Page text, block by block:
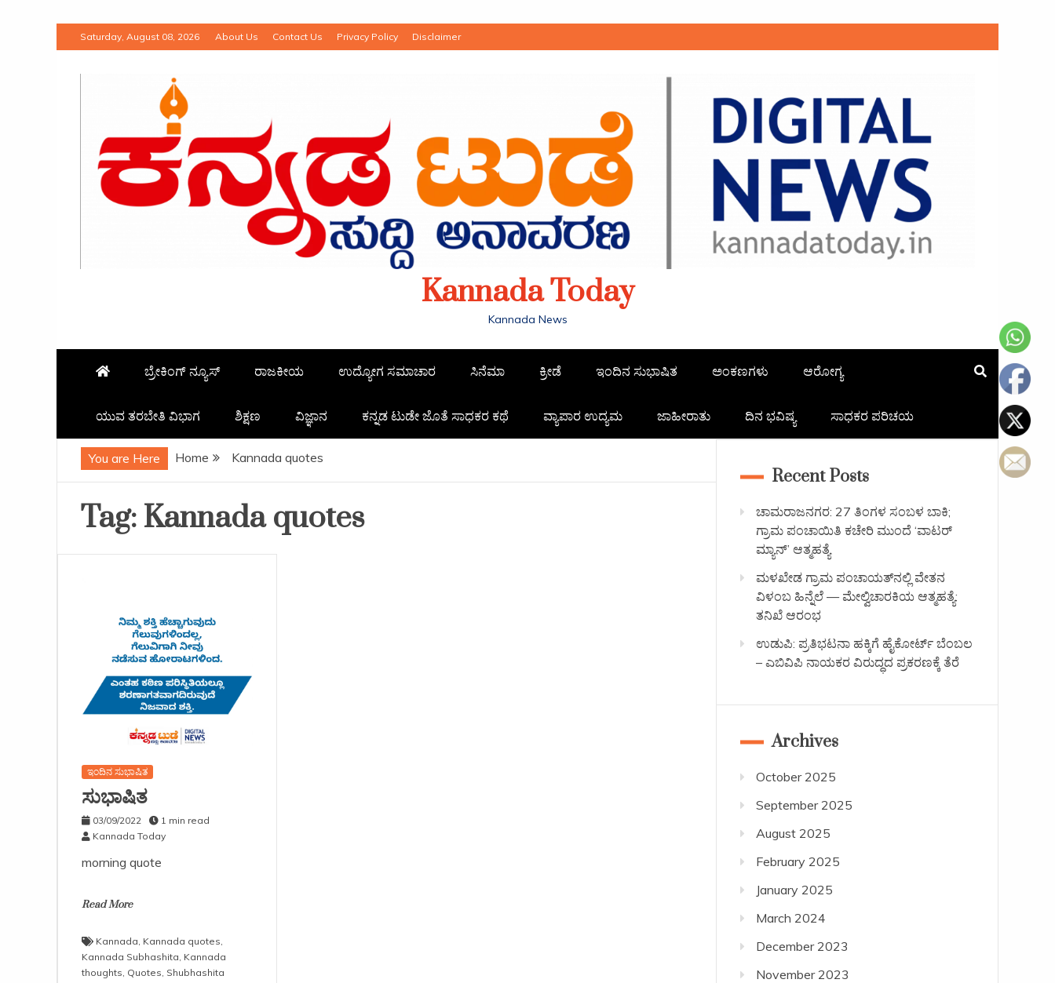
Saturday, August 08, 2026 About Us Contact Us Privacy Policy Disclaimer
Kannada Today
Kannada News
ಬ್ರೇಕಿಂಗ್ ನ್ಯೂಸ್ ರಾಜಕೀಯ ಉದ್ಯೋಗ ಸಮಾಚಾರ ಸಿನೆಮಾ ಕ್ರೀಡೆ ಇಂದಿನ ಸುಭಾಷಿತ ಅಂಕಣಗಳು ಆರೋಗ್ಯ
ಯುವ ತರಬೇತಿ ವಿಭಾಗ ಶಿಕ್ಷಣ ವಿಜ್ಞಾನ ಕನ್ನಡ ಟುಡೇ ಜೊತೆ ಸಾಧಕರ ಕಥೆ ವ್ಯಾಪಾರ ಉದ್ಯಮ ಜಾಹೀರಾತು ದಿನ ಭವಿಷ್ಯ ಸಾಧಕರ ಪರಿಚಯ
You are Here Home Kannada quotes
Tag: Kannada quotes
ಇಂದಿನ ಸುಭಾಷಿತ
ಸುಭಾಷಿತ
03/09/2022
1 min read
Kannada Today
morning quote
Read More
Kannada, Kannada quotes,
Kannada Subhashita, Kannada
thoughts, Quotes, Shubhashita
Recent Posts
ಚಾಮರಾಜನಗರ: 27 ತಿಂಗಳ ಸಂಬಳ ಬಾಕಿ;
ಗ್ರಾಮ ಪಂಚಾಯಿತಿ ಕಚೇರಿ ಮುಂದೆ ‘ವಾಟರ್
ಮ್ಯಾನ್’ ಆತ್ಮಹತ್ಯೆ
ಮಳಖೇಡ ಗ್ರಾಮ ಪಂಚಾಯತ್‌ನಲ್ಲಿ ವೇತನ
ವಿಳಂಬ ಹಿನ್ನೆಲೆ — ಮೇಲ್ವಿಚಾರಕಿಯ ಆತ್ಮಹತ್ಯೆ:
ತನಿಖೆ ಆರಂಭ
ಉಡುಪಿ: ಪ್ರತಿಭಟನಾ ಹಕ್ಕಿಗೆ ಹೈಕೋರ್ಟ್ ಬೆಂಬಲ
– ಎಬಿವಿಪಿ ನಾಯಕರ ವಿರುದ್ಧದ ಪ್ರಕರಣಕ್ಕೆ ತೆರೆ
Archives
October 2025
September 2025
August 2025
February 2025
January 2025
March 2024
December 2023
November 2023